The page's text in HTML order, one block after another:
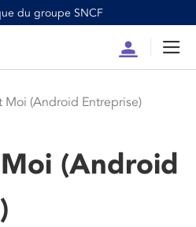
du groupe SNCF
Compte
Moi (Android Entreprise)
(Android